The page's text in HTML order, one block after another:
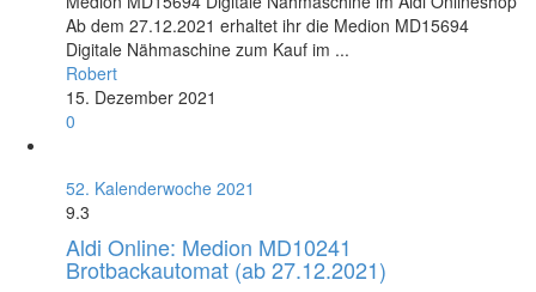
Ab dem 27.12.2021 erhaltet ihr die Medion MD15694
Digitale Nähmaschine zum Kauf im ...
Robert
15. Dezember 2021
0
52. Kalenderwoche 2021
9.3
Aldi Online: Medion MD10241
Brotbackautomat (ab 27.12.2021)